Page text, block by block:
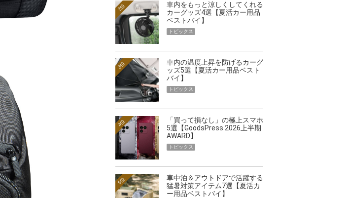
車内をもっと涼しくしてくれる
カーグッズ4選【夏活カー用品
ベストバイ】
2位
トピックス
車内の温度上昇を防げるカーグ
ッズ5選【夏活カー用品ベスト
バイ】
3位
トピックス
「買って損なし」の極上スマホ
5選【GoodsPress 2026上半期
AWARD】
4位
トピックス
車中泊＆アウトドアで活躍する
猛暑対策アイテム7選【夏活カ
ー用品ベストバイ】
5位